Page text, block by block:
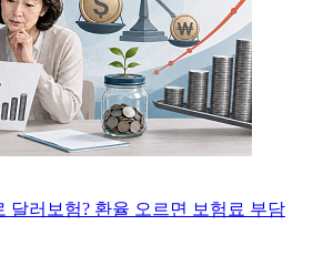
달러보험? 환율 오르면 보험료 부담